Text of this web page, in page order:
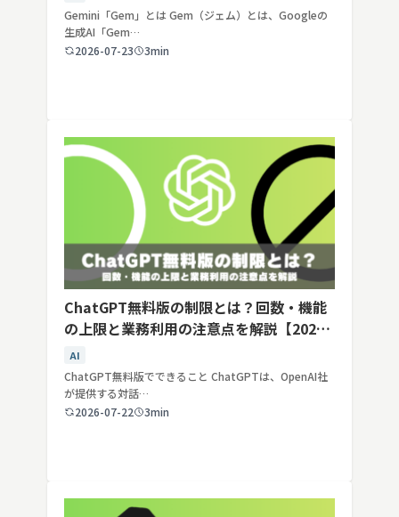
Gemini「Gem」とは Gem（ジェム）とは、Googleの
生成AI「Gem…
2026-07-23
3min
ChatGPT無料版の制限とは？回数・機能
の上限と業務利用の注意点を解説【2026
年最新】
AI
ChatGPT無料版でできること ChatGPTは、OpenAI社
が提供する対話…
2026-07-22
3min